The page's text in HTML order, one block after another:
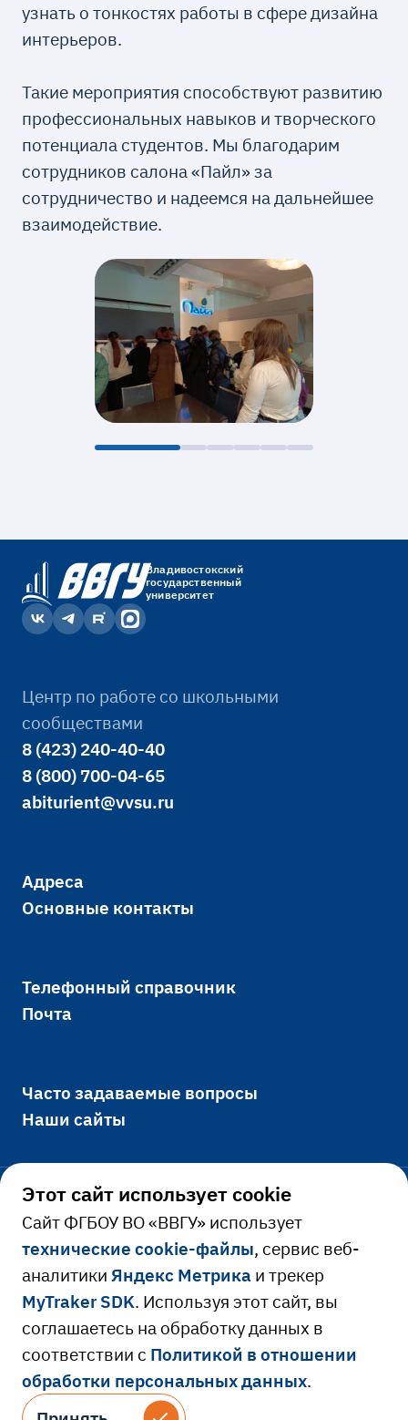
узнать о тонкостях работы в сфере дизайна
интерьеров.
Такие мероприятия способствуют развитию
профессиональных навыков и творческого
потенциала студентов. Мы благодарим
сотрудников салона «Пайл» за
сотрудничество и надеемся на дальнейшее
взаимодействие.
Владивостокский
государственный
университет
Центр по работе со школьными
сообществами
8 (423) 240-40-40
8 (800) 700-04-65
abiturient@vvsu.ru
Адреса
Основные контакты
Телефонный справочник
Почта
Часто задаваемые вопросы
Наши сайты
Официально
Сведения об образовательной
организации
Сведения о доходах руководителя
Противодействие коррупции
Противодействие идеологии терроризма
Ресурсы и сервисы
Расписание занятий
Библиотека
Электронная образовательная среда
© 2026 Владивостокский государственный
Версия для слабовидящих
Этот сайт использует cookie
Cайт ФГБОУ ВО «ВВГУ» использует
технические cookie-файлы, сервис веб-
аналитикиЯндекс Метрика и трекер
MyTraker SDK. Используя этот сайт, вы
соглашаетесь на обработку данных в
соответствии с Политикой в отношении
обработки персональных данных.